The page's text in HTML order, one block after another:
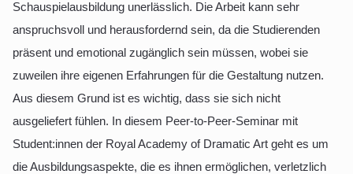
Schauspielausbildung unerlässlich. Die Arbeit kann sehr
anspruchsvoll und herausfordernd sein, da die Studierenden
präsent und emotional zugänglich sein müssen, wobei sie
zuweilen ihre eigenen Erfahrungen für die Gestaltung nutzen.
Aus diesem Grund ist es wichtig, dass sie sich nicht
ausgeliefert fühlen. In diesem Peer-to-Peer-Seminar mit
Student:innen der Royal Academy of Dramatic Art geht es um
die Ausbildungsaspekte, die es ihnen ermöglichen, verletzlich